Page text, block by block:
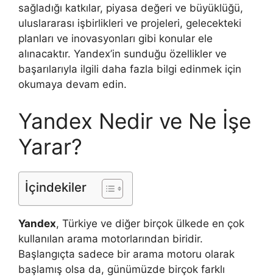
sağladığı katkılar, piyasa değeri ve büyüklüğü,
uluslararası işbirlikleri ve projeleri, gelecekteki
planları ve inovasyonları gibi konular ele
alınacaktır. Yandex’in sunduğu özellikler ve
başarılarıyla ilgili daha fazla bilgi edinmek için
okumaya devam edin.
Yandex Nedir ve Ne İşe
Yarar?
İçindekiler
Yandex, Türkiye ve diğer birçok ülkede en çok
kullanılan arama motorlarından biridir.
Başlangıçta sadece bir arama motoru olarak
başlamış olsa da, günümüzde birçok farklı